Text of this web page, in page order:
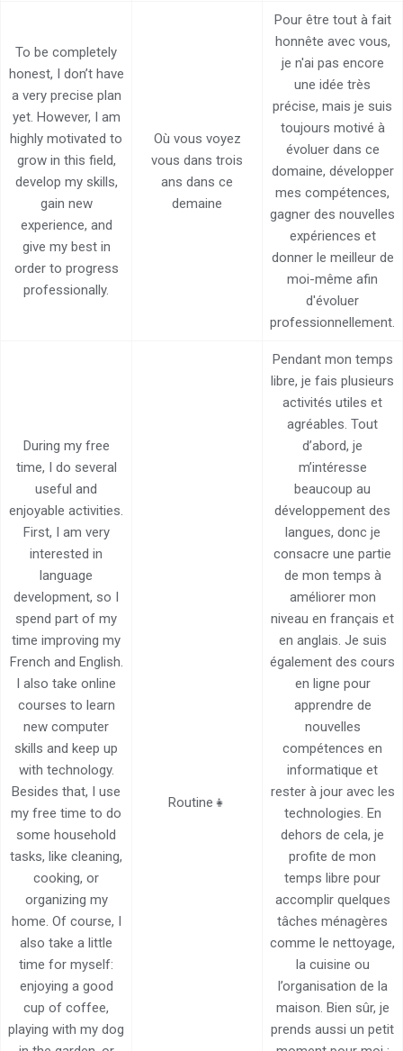
To be completely
honest, I don’t have
a very precise plan
yet. However, I am
highly motivated to
grow in this field,
develop my skills,
gain new
experience, and
give my best in
order to progress
professionally.
Où vous voyez
vous dans trois
ans dans ce
demaine
Pour être tout à fait
honnête avec vous,
je n'ai pas encore
une idée très
précise, mais je suis
toujours motivé à
évoluer dans ce
domaine, développer
mes compétences,
gagner des nouvelles
expériences et
donner le meilleur de
moi-même afin
d'évoluer
professionnellement.
During my free
time, I do several
useful and
enjoyable activities.
First, I am very
interested in
language
development, so I
spend part of my
time improving my
French and English.
I also take online
courses to learn
new computer
skills and keep up
with technology.
Besides that, I use
my free time to do
some household
tasks, like cleaning,
cooking, or
organizing my
home. Of course, I
also take a little
time for myself:
enjoying a good
cup of coffee,
playing with my dog
Routine👧
Pendant mon temps
libre, je fais plusieurs
activités utiles et
agréables. Tout
d’abord, je
m’intéresse
beaucoup au
développement des
langues, donc je
consacre une partie
de mon temps à
améliorer mon
niveau en français et
en anglais. Je suis
également des cours
en ligne pour
apprendre de
nouvelles
compétences en
informatique et
rester à jour avec les
technologies. En
dehors de cela, je
profite de mon
temps libre pour
accomplir quelques
tâches ménagères
comme le nettoyage,
la cuisine ou
l’organisation de la
maison. Bien sûr, je
prends aussi un petit